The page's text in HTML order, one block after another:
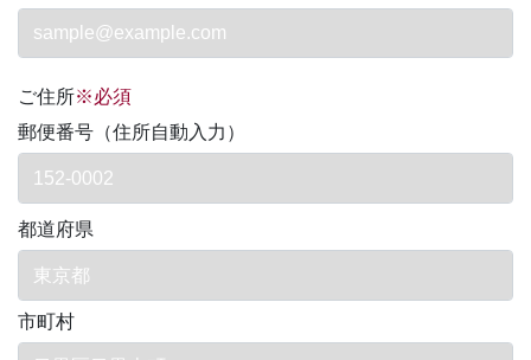
ご住所※必須
郵便番号（住所自動入力）
都道府県
市町村